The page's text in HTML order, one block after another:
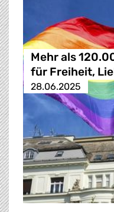
Mehr als
für Freiheit,
28.06.2025